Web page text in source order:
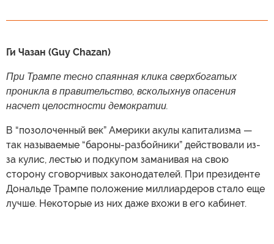
Ги Чазан (Guy Chazan)
При Трампе тесно спаянная клика сверхбогатых
проникла в правительство, всколыхнув опасения
насчет целостности демократии.
В “позолоченный век” Америки акулы капитализма —
так называемые “бароны-разбойники” действовали из-
за кулис, лестью и подкупом заманивая на свою
сторону сговорчивых законодателей. При президенте
Дональде Трампе положение миллиардеров стало еще
лучше. Некоторые из них даже вхожи в его кабинет.